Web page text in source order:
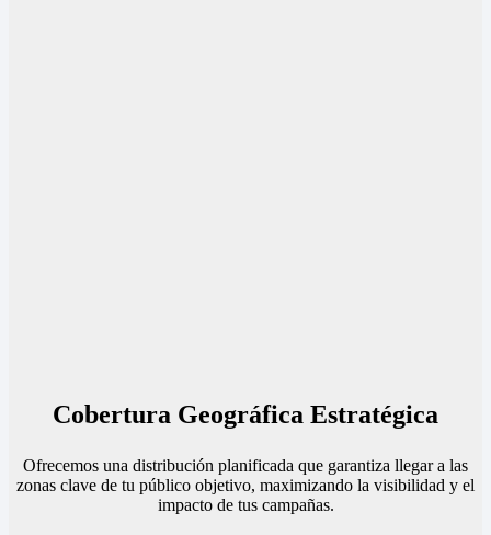
Cobertura Geográfica Estratégica
Ofrecemos una distribución planificada que garantiza llegar a las
zonas clave de tu público objetivo, maximizando la visibilidad y el
impacto de tus campañas.